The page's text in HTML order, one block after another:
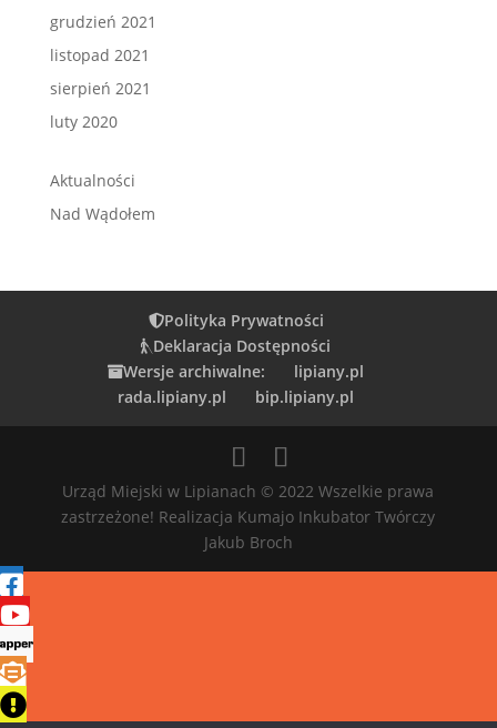
grudzień 2021
listopad 2021
sierpień 2021
luty 2020
Aktualności
Nad Wądołem
Polityka Prywatności
Deklaracja Dostępności
Wersje archiwalne:
lipiany.pl
rada.lipiany.pl
bip.lipiany.pl
Urząd Miejski w Lipianach © 2022 Wszelkie prawa
zastrzeżone! Realizacja Kumajo Inkubator Twórczy
Jakub Broch